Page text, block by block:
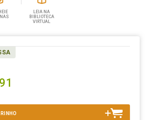
LEIA NA
BIBLIOTECA
VIRTUAL